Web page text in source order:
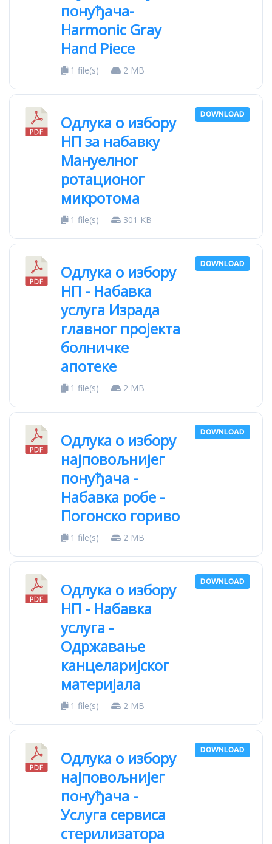
понуђача-
Harmonic Gray
Hand Piece
1 file(s) 2 MB
Oдлука о избору
НП за набавку
Мануелног
ротационог
микротома
1 file(s) 301 KB
DOWNLOAD
Одлука о избору
НП - Набавка
услуга Израда
главног пројекта
болничке
апотеке
1 file(s) 2 MB
DOWNLOAD
Одлука о избору
најповољнијег
понуђача -
Набавка робе -
Погонско гориво
1 file(s) 2 MB
DOWNLOAD
Одлука о избору
НП - Набавка
услуга -
Одржавање
канцеларијског
материјала
1 file(s) 2 MB
DOWNLOAD
Одлука о избору
најповољнијег
понуђача -
Услуга сервиса
стерилизатора
DOWNLOAD